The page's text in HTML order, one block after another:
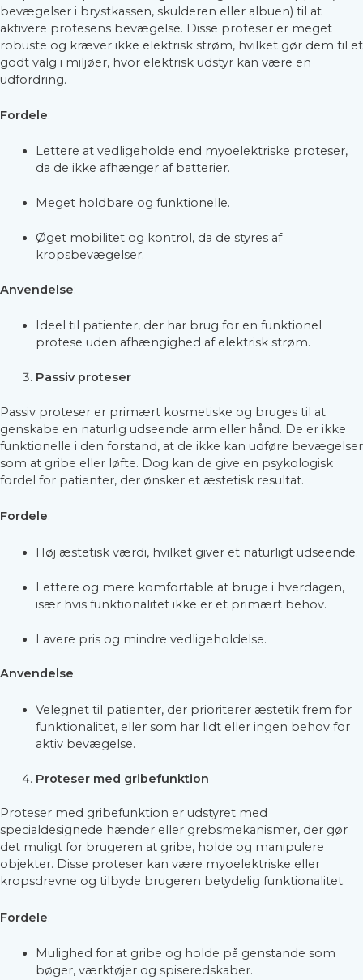
bevægelser i brystkassen, skulderen eller albuen) til at
aktivere protesens bevægelse. Disse proteser er meget
robuste og kræver ikke elektrisk strøm, hvilket gør dem til et
godt valg i miljøer, hvor elektrisk udstyr kan være en
udfordring.
Fordele:
Lettere at vedligeholde end myoelektriske proteser,
da de ikke afhænger af batterier.
Meget holdbare og funktionelle.
Øget mobilitet og kontrol, da de styres af
kropsbevægelser.
Anvendelse:
Ideel til patienter, der har brug for en funktionel
protese uden afhængighed af elektrisk strøm.
Passiv proteser
Passiv proteser er primært kosmetiske og bruges til at
genskabe en naturlig udseende arm eller hånd. De er ikke
funktionelle i den forstand, at de ikke kan udføre bevægelser
som at gribe eller løfte. Dog kan de give en psykologisk
fordel for patienter, der ønsker et æstetisk resultat.
Fordele:
Høj æstetisk værdi, hvilket giver et naturligt udseende.
Lettere og mere komfortable at bruge i hverdagen,
især hvis funktionalitet ikke er et primært behov.
Lavere pris og mindre vedligeholdelse.
Anvendelse:
Velegnet til patienter, der prioriterer æstetik frem for
funktionalitet, eller som har lidt eller ingen behov for
aktiv bevægelse.
Proteser med gribefunktion
Proteser med gribefunktion er udstyret med
specialdesignede hænder eller grebsmekanismer, der gør
det muligt for brugeren at gribe, holde og manipulere
objekter. Disse proteser kan være myoelektriske eller
kropsdrevne og tilbyde brugeren betydelig funktionalitet.
Fordele:
Mulighed for at gribe og holde på genstande som
bøger, værktøjer og spiseredskaber.